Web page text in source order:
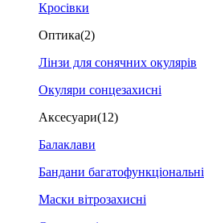
Кросівки
Оптика(2)
Лінзи для сонячних окулярів
Окуляри сонцезахисні
Аксесуари(12)
Балаклави
Бандани багатофункціональні
Маски вітрозахисні